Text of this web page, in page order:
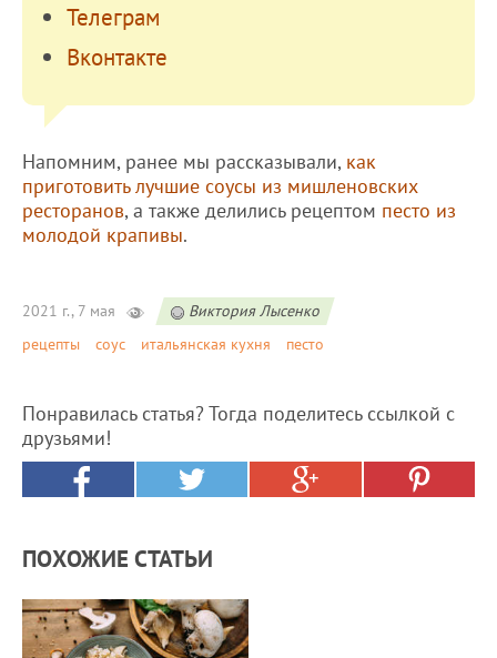
Телеграм
Вконтакте
Напомним, ранее мы рассказывали, как
приготовить лучшие соусы из мишленовских
ресторанов, а также делились рецептом песто из
молодой крапивы.
2021 г., 7 мая
Виктория Лысенко
рецепты
соус итальянская кухня песто
Понравилась статья? Тогда поделитесь ссылкой с
друзьями!
ПОХОЖИЕ СТАТЬИ